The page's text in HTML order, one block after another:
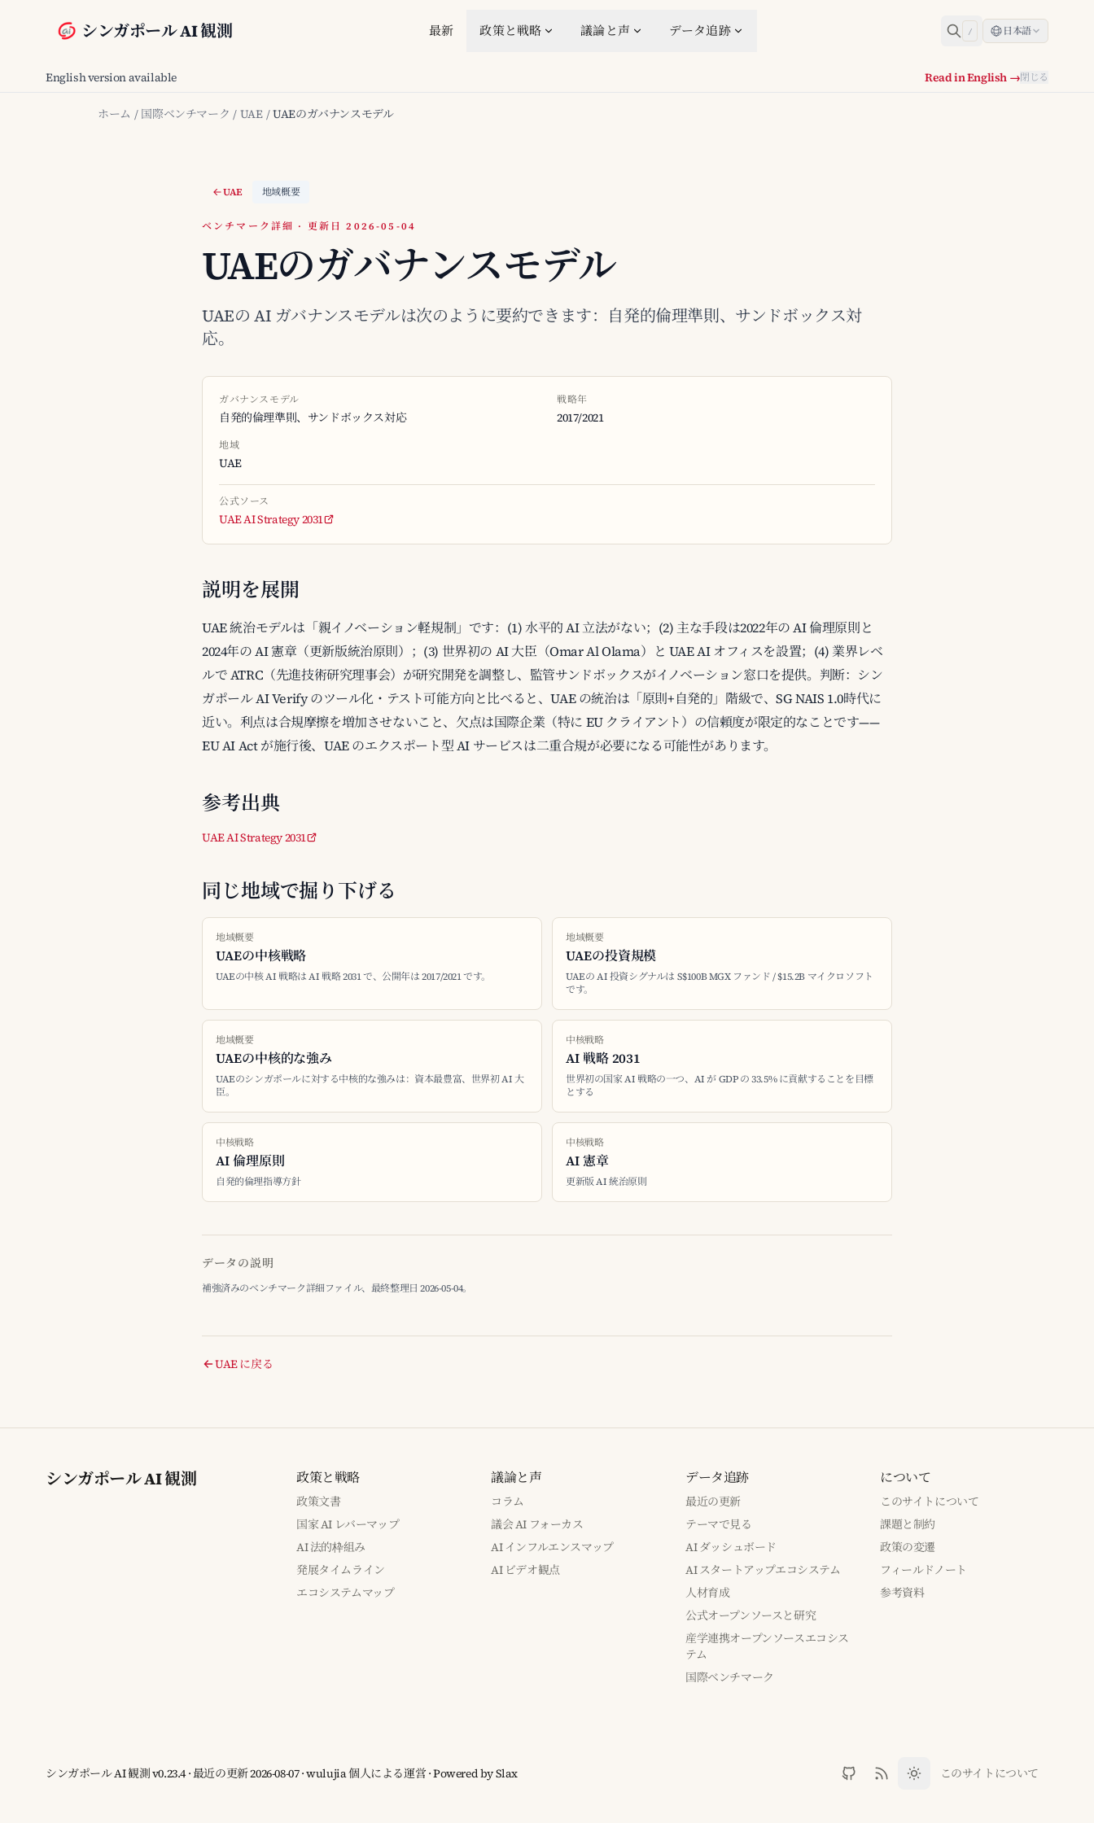
シンガポール AI 観測 最新 政策と戦略 議論と声 データ追跡 / 日本語
English version available Read in English →閉じる
ホーム / 国際ベンチマーク / UAE / UAEのガバナンスモデル
UAE 地域概要
ベンチマーク詳細 · 更新日 2026-05-04
UAEのガバナンスモデル
UAEの AI ガバナンスモデルは次のように要約できます：自発的倫理準則、サンドボックス対
応。
ガバナンスモデル
自発的倫理準則、サンドボックス対応
戦略年
2017/2021
地域
UAE
公式ソース
UAE AI Strategy 2031
説明を展開
UAE 統治モデルは「親イノベーション軽規制」です：(1) 水平的 AI 立法がない；(2) 主な手段は2022年の AI 倫理原則と
2024年の AI 憲章（更新版統治原則）；(3) 世界初の AI 大臣（Omar Al Olama）と UAE AI オフィスを設置；(4) 業界レベ
ルで ATRC（先進技術研究理事会）が研究開発を調整し、監管サンドボックスがイノベーション窓口を提供。判断：シン
ガポール AI Verify のツール化・テスト可能方向と比べると、UAE の統治は「原則+自発的」階級で、SG NAIS 1.0時代に
近い。利点は合規摩擦を増加させないこと、欠点は国際企業（特に EU クライアント）の信頼度が限定的なことです——
EU AI Act が施行後、UAE のエクスポート型 AI サービスは二重合規が必要になる可能性があります。
参考出典
UAE AI Strategy 2031
同じ地域で掘り下げる
地域概要
UAEの中核戦略
UAEの中核 AI 戦略は AI 戦略 2031 で、公開年は 2017/2021 です。
地域概要
UAEの投資規模
UAEの AI 投資シグナルは S$100B MGX ファンド / $15.2B マイクロソフト
です。
地域概要
UAEの中核的な強み
UAEのシンガポールに対する中核的な強みは：資本最豊富、世界初 AI 大
臣。
中核戦略
AI 戦略 2031
世界初の国家 AI 戦略の一つ、AI が GDP の 33.5% に貢献することを目標
とする
中核戦略
AI 倫理原則
自発的倫理指導方針
中核戦略
AI 憲章
更新版 AI 統治原則
データの説明
補強済みのベンチマーク詳細ファイル、最終整理日 2026-05-04。
UAE に戻る
シンガポール AI 観測 政策と戦略
政策文書
国家 AI レバーマップ
AI 法的枠組み
発展タイムライン
エコシステムマップ
議論と声
コラム
議会 AI フォーカス
AI インフルエンスマップ
AI ビデオ観点
データ追跡
最近の更新
テーマで見る
AI ダッシュボード
AI スタートアップエコシステム
人材育成
公式オープンソースと研究
産学連携オープンソースエコシス
テム
国際ベンチマーク
について
このサイトについて
課題と制約
政策の変遷
フィールドノート
参考資料
このサイトについて
シンガポール AI 観測 v0.23.4 · 最近の更新 2026-08-07 · wulujia 個人による運営 · Powered bySlax